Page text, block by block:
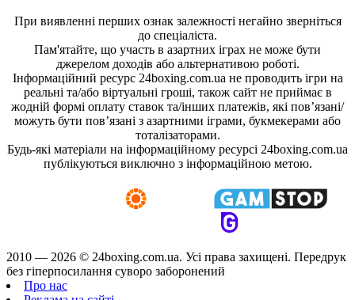
При виявленні перших ознак залежності негайно зверніться
до спеціаліста.
Пам'ятайте, що участь в азартних іграх не може бути
джерелом доходів або альтернативою роботі.
Інформаційний ресурс 24boxing.com.ua не проводить ігри на
реальні та/або віртуальні гроші, також сайт не приймає в
жодній формі оплату ставок та/інших платежів, які пов’язані/
можуть бути пов’язані з азартними іграми, букмекерами або
тоталізаторами.
Будь-які матеріали на інформаційному ресурсі 24boxing.com.ua
публікуються виключно з інформаційною метою.
2010 — 2026 © 24boxing.com.ua. Усi права захищенi. Передрук
без гіперпосилання суворо заборонений
Про нас